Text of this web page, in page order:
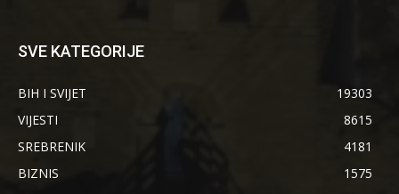
SVE KATEGORIJE
BIH I SVIJET
19303
VIJESTI
8615
SREBRENIK
4181
BIZNIS
1575